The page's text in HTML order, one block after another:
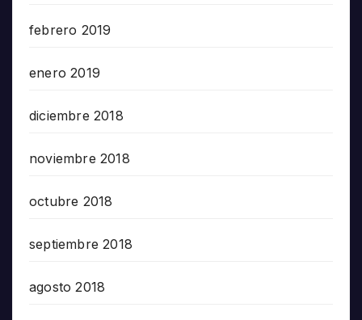
febrero 2019
enero 2019
diciembre 2018
noviembre 2018
octubre 2018
septiembre 2018
agosto 2018